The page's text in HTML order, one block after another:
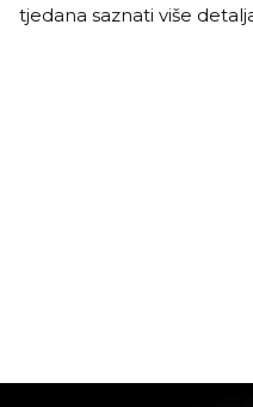
tjedana saznati više